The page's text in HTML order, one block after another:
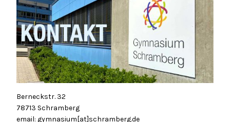
Berneckstr. 32
78713 Schramberg
email: gymnasium[at]schramberg.de